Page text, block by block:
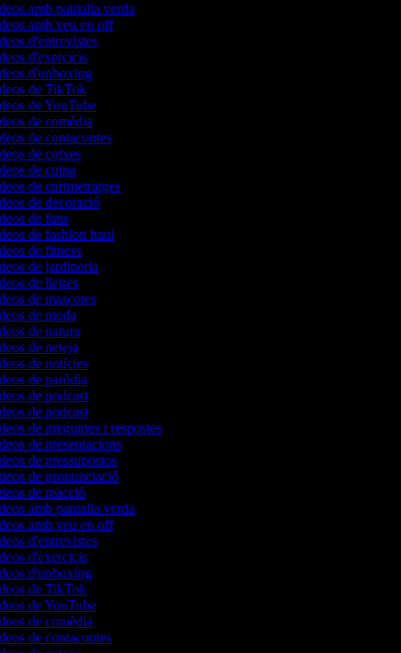
amb pantalla verda
amb veu en off
d'entrevistes
d'exercicis
d'unboxing
de TikTok
de YouTube
de comèdia
de contacontes
de cotxes
de cuina
de curtmetratges
de decoració
de fans
de fashion haul
de fitness
de jardineria
de lletres
de mascotes
de moda
de natura
de neteja
de notícies
de paròdia
de podcast
de podcast
de preguntes i respostes
de presentacions
de pressupostos
de pronunciació
de reacció
amb pantalla verda
amb veu en off
d'entrevistes
d'exercicis
d'unboxing
de TikTok
de YouTube
de comèdia
de contacontes